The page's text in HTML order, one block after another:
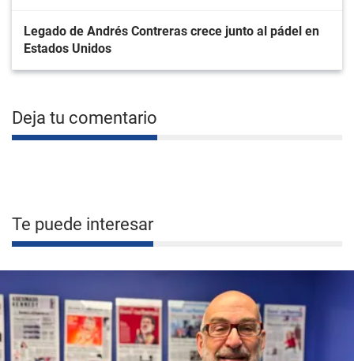
Legado de Andrés Contreras crece junto al pádel en
Estados Unidos
Deja tu comentario
Te puede interesar